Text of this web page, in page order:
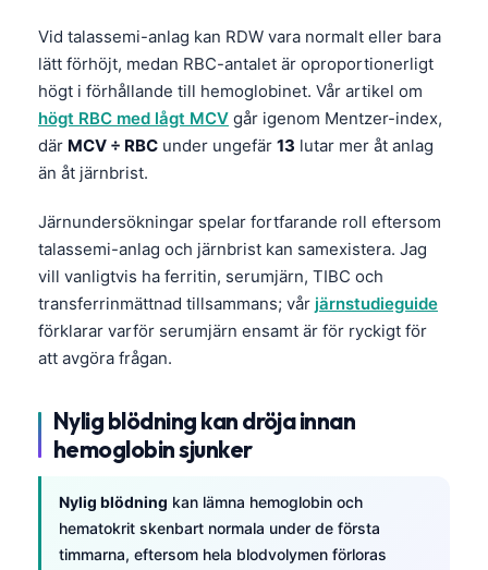
Vid talassemi-anlag kan RDW vara normalt eller bara
lätt förhöjt, medan RBC-antalet är oproportionerligt
högt i förhållande till hemoglobinet. Vår artikel om
högt RBC med lågt MCV går igenom Mentzer-index,
där MCV ÷ RBC under ungefär 13 lutar mer åt anlag
än åt järnbrist.
Järnundersökningar spelar fortfarande roll eftersom
talassemi-anlag och järnbrist kan samexistera. Jag
vill vanligtvis ha ferritin, serumjärn, TIBC och
transferrinmättnad tillsammans; vår järnstudieguide
förklarar varför serumjärn ensamt är för ryckigt för
att avgöra frågan.
Nylig blödning kan dröja innan
hemoglobin sjunker
Nylig blödning kan lämna hemoglobin och
hematokrit skenbart normala under de första
timmarna, eftersom hela blodvolymen förloras
ئۇيغۇرچە
Кыргызча
Беларуская мова
Esperanto
Ślōnskŏ gŏdka
Norsk bokmål